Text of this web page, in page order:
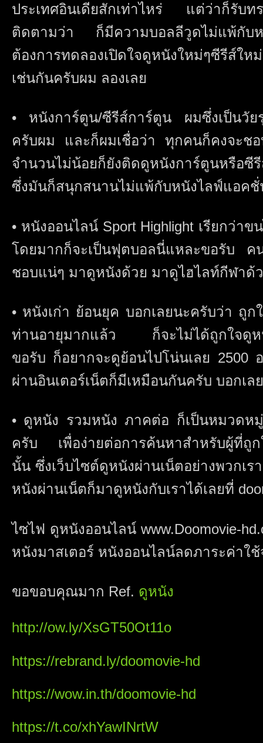
ประเทศอินเดียสักเท่าไหร่ แต่ว่าก็รับท
ติดตามว่า ก็มีความบอลลีวูดไม่แพ้กับ
ต้องการทดลองเปิดใจดูหนังใหม่ๆซีรีส์ใ
เช่นกันครับผม ลองเลย
• หนังการ์ตูน/ซีรีส์การ์ตูน ผมซึ่งเป็นวัย
ครับผม และก็ผมเชื่อว่า ทุกคนก็คงจะช
จำนวนไม่น้อยก็ยังติดดูหนังการ์ตูนหรือซี
ซึ่งมันก็สนุกสนานไม่แพ้กับหนังไลฟ์แอคชั่
• หนังออนไลน์ Sport Highlight เรียกว่า
โดยมากก็จะเป็นฟุตบอลนี่แหละขอรับ ค
ชอบแน่ๆ มาดูหนังด้วย มาดูไฮไลท์กีฬาด้
• หนังเก่า ย้อนยุค บอกเลยนะครับว่า ถูก
ท่านอายุมากแล้ว ก็จะไม่ได้ถูกใจดูหนั
ขอรับ ก็อยากจะดูย้อนไปโน่นเลย 2500
ผ่านอินเตอร์เน็ตก็มีเหมือนกันครับ บอกเ
• ดูหนัง รวมหนัง ภาคต่อ ก็เป็นหมวดหมู่
ครับ เพื่อง่ายต่อการค้นหาสำหรับผู้ที่ถูก
นั้น ซึ่งเว็บไซต์ดูหนังผ่านเน็ตอย่างพวกเ
หนังผ่านเน็ตก็มาดูหนังกับเราได้เลยที่
ไซไฟ ดูหนังออนไลน์ www.Doomovie-
หนังมาสเตอร์ หนังออนไลน์ลดภาระค่าใช้
ขอขอบคุณมาก Ref. ดูหนัง
http://ow.ly/XsGT50Ot11o
https://rebrand.ly/doomovie-hd
https://wow.in.th/doomovie-hd
https://t.co/xhYawINrtW